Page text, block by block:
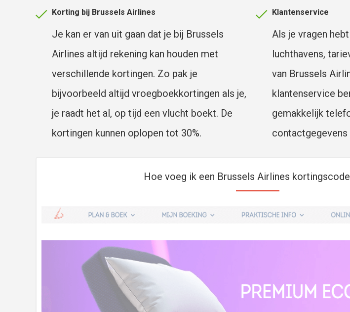
Korting bij Brussels Airlines
Je kan er van uit gaan dat je bij Brussels
Airlines altijd rekening kan houden met
verschillende kortingen. Zo pak je
bijvoorbeeld altijd vroegboekkortingen als je,
je raadt het al, op tijd een vlucht boekt. De
kortingen kunnen oplopen tot 30%.
Klantenservice
Als je vragen
luchthavens,
van Brussels
klantenservice
gemakkelijk
contactgegevens
Hoe voeg ik een Brussels Airlines